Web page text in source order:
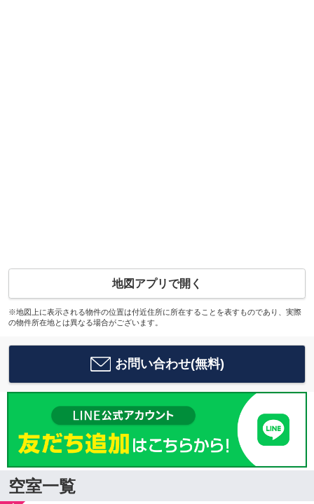
地図アプリで開く
※地図上に表示される物件の位置は付近住所に所在することを表すものであり、実際
の物件所在地とは異なる場合がございます。
お問い合わせ(無料)
空室一覧